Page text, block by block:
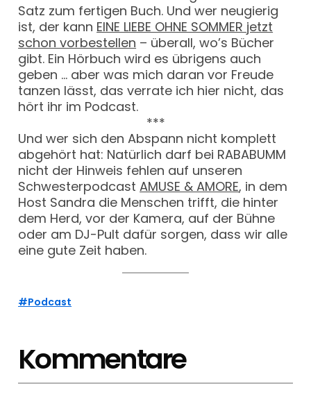
Satz zum fertigen Buch. Und wer neugierig
ist, der kann EINE LIEBE OHNE SOMMER jetzt
schon vorbestellen – überall, wo’s Bücher
gibt. Ein Hörbuch wird es übrigens auch
geben … aber was mich daran vor Freude
tanzen lässt, das verrate ich hier nicht, das
hört ihr im Podcast.
***
Und wer sich den Abspann nicht komplett
abgehört hat: Natürlich darf bei RABABUMM
nicht der Hinweis fehlen auf unseren
SchwesterpodcastAMUSE & AMORE, in dem
Host Sandra die Menschen trifft, die hinter
dem Herd, vor der Kamera, auf der Bühne
oder am DJ-Pult dafür sorgen, dass wir alle
eine gute Zeit haben.
Podcast
Kommentare